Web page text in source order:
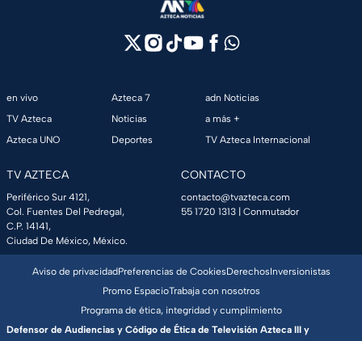
en vivo
TV Azteca
Azteca UNO
Azteca 7
Noticias
Deportes
adn Noticias
a más +
TV Azteca Internacional
TV AZTECA
Periférico Sur 4121,
Col. Fuentes Del Pedregal,
C.P. 14141,
Ciudad De México, México.
CONTACTO
contacto@tvazteca.com
55 1720 1313 | Conmutador
Aviso de privacidadPreferencias de CookiesDerechosInversionistas
Promo EspacioTrabaja con nosotros
Programa de ética, integridad y cumplimiento
Defensor de Audiencias y Código de Ética de Televisión Azteca III y